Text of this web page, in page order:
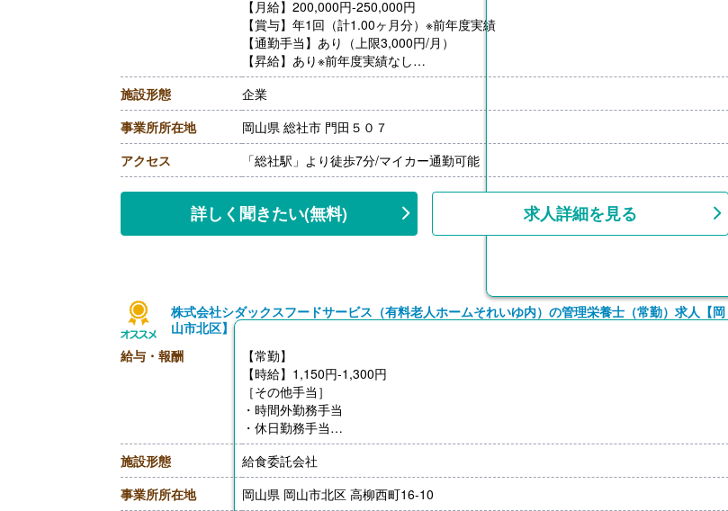
【月給】200,000円-250,000円
【賞与】年1回（計1.00ヶ月分）※前年度実績
【通勤手当】あり（上限3,000円/月）
【昇給】あり※前年度実績なし
【退職金】あり※勤続3年以上
施設形態
企業
事業所所在地
岡山県 総社市 門田５０７
アクセス
「総社駅」より徒歩7分/マイカー通勤可能
詳しく聞きたい(無料) 求人詳細を見る
株式会社シダックスフードサービス（有料老人ホームそれいゆ内）の管理栄養士（常勤）求人【岡
山市北区】
給与・報酬
【常勤】
【時給】1,150円-1,300円
［その他手当］
・時間外勤務手当
・休日勤務手当
・深夜勤務手当（22:00-翌05:00）
【通勤手当】あり（上限なし）※片道2km以上
施設形態
給食委託会社
事業所所在地
岡山県 岡山市北区 高柳西町16-10